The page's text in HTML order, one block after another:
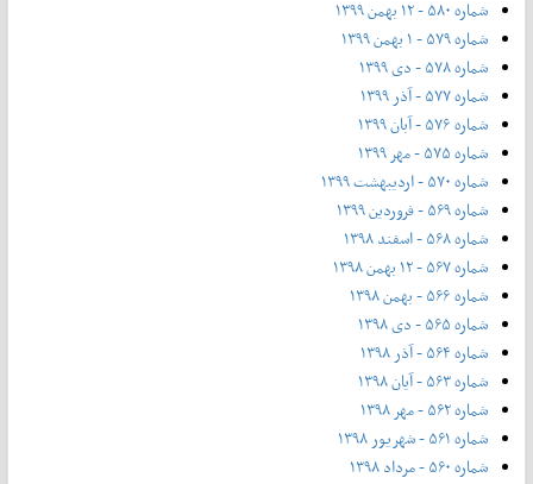
شماره ۵۸۰ - ۱۲ بهمن ۱۳۹۹
شماره ۵۷۹ - ۱ بهمن ۱۳۹۹
شماره ۵۷۸ - دی ۱۳۹۹
شماره ۵۷۷ - آذر ۱۳۹۹
شماره ۵۷۶ - آبان ۱۳۹۹
شماره ۵۷۵ - مهر ۱۳۹۹
شماره ۵۷۰ - اردیبهشت ۱۳۹۹
شماره ۵۶۹ - فروردین ۱۳۹۹
شماره ۵۶۸ - اسفند ۱۳۹۸
شماره ۵۶۷ - ۱۲ بهمن ۱۳۹۸
شماره ۵۶۶ - بهمن ۱۳۹۸
شماره ۵۶۵ - دی ۱۳۹۸
شماره ۵۶۴ - آذر ۱۳۹۸
شماره ۵۶۳ - آیان ۱۳۹۸
شماره ۵۶۲ - مهر ۱۳۹۸
شماره ۵۶۱ - شهریور ۱۳۹۸
شماره ۵۶۰ - مرداد ۱۳۹۸